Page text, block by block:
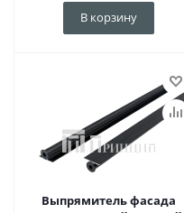
В корзину
Выпрямитель фасада